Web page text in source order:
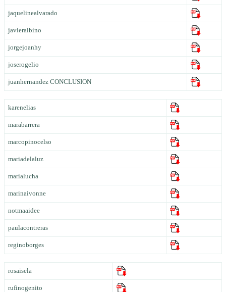
jaquelinealvarado
javieralbino
jorgejoanhy
joserogelio
juanhernandez CONCLUSION
karenelias
marabarrera
marcopinocelso
mariadelaluz
marialucha
marinaivonne
notmaaidee
paulacontreras
reginoborges
rosaisela
rufinogenito